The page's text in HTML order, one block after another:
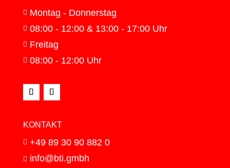
 Montag - Donnerstag
 08:00 - 12:00 & 13:00 - 17:00 Uhr
 Freitag
 08:00 - 12:00 Uhr
KONTAKT
 +49 89 30 90 882 0
 info@bti.gmbh